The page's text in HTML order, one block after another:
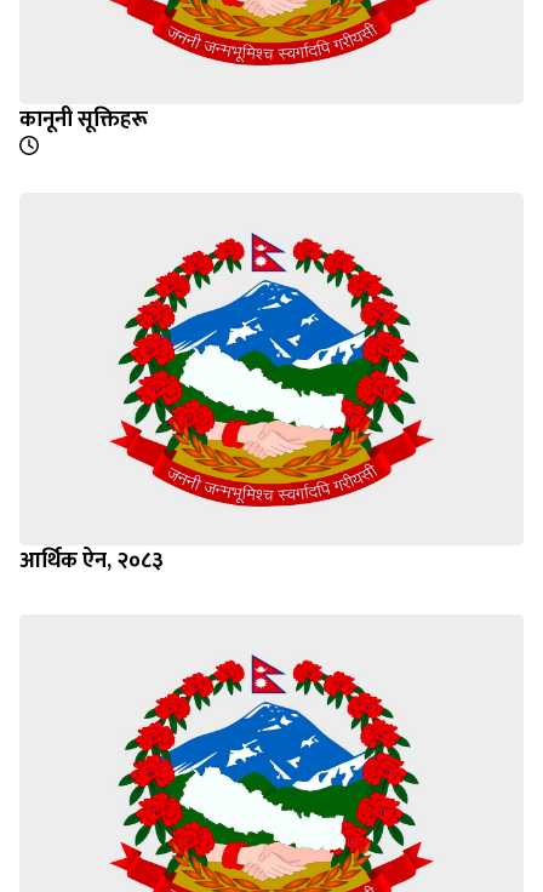
कानूनी सूक्तिहरू
आर्थिक ऐन, २०८३